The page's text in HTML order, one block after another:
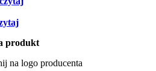
produkt
na logo producenta